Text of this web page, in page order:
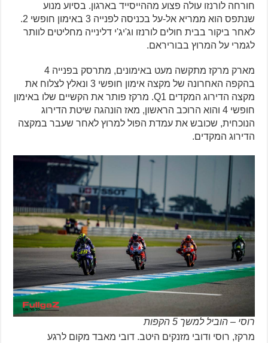
חורחה לורנזו עולה פצוע מההייסייד בארגון. בסיוע מנוע
שנתפס הוא ממריא אל-על בכניסה לפנייה 3 באימון חופשי 2.
לאחר ביקור בבית חולים לורנזו וג'יג'י דלינייה מחליטים לוותר
לגמרי על המרוץ בבוריראם.
מארק מרקז מתקשה מעט באימונים, מתרסק בפנייה 4
בהקפה האחרונה של מקצה אימון חופשי 3 ונאלץ לצלוח את
מקצה הדירוג המקדים Q1. מרקז פותר את הקשיים שלו באימון
חופשי 4 והוא הרוכב הראשון, מאז הונהגה שיטת הדירוג
הנוכחית, שכובש את עמדת הפול למרוץ לאחר שעבר במקצה
הדירוג המקדים.
רוסי – הוביל למשך 5 הקפות
מרקז, רוסי ודובי מזנקים היטב. דובי מאבד מקום לרגע